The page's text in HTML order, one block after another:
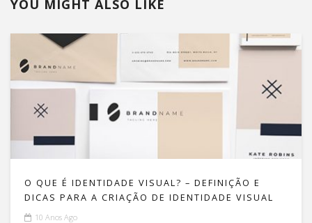
YOU MIGHT ALSO LIKE
O QUE É IDENTIDADE VISUAL? – DEFINIÇÃO E
DICAS PARA A CRIAÇÃO DE IDENTIDADE VISUAL
10 Anos Ago